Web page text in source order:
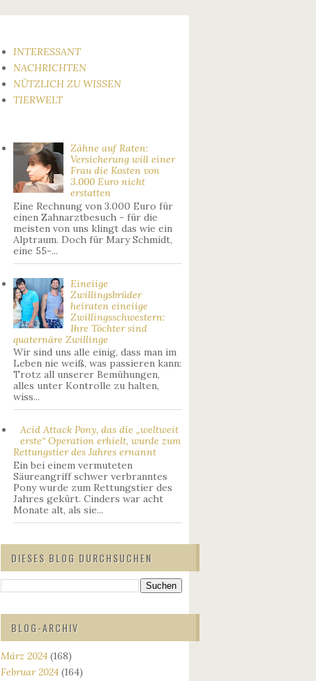
INTERESSANT
NACHRICHTEN
NÜTZLICH ZU WISSEN
TIERWELT
Zähne auf Raten:
Versicherung will einer
Frau die Kosten von
3.000 Euro nicht
erstatten
Eine Rechnung von 3.000 Euro für
einen Zahnarztbesuch - für die
meisten von uns klingt das wie ein
Alptraum. Doch für Mary Schmidt,
eine 55-...
Eineiige
Zwillingsbrüder
heiraten eineiige
Zwillingsschwestern:
Ihre Töchter sind
quaternäre Zwillinge
Wir sind uns alle einig, dass man im
Leben nie weiß, was passieren kann:
Trotz all unserer Bemühungen,
alles unter Kontrolle zu halten,
wiss...
Acid Attack Pony, das die „weltweit
erste“ Operation erhielt, wurde zum
Rettungstier des Jahres ernannt
Ein bei einem vermuteten
Säureangriff schwer verbranntes
Pony wurde zum Rettungstier des
Jahres gekürt. Cinders war acht
Monate alt, als sie...
DIESES BLOG DURCHSUCHEN
BLOG-ARCHIV
März 2024 (168)
Februar 2024 (164)